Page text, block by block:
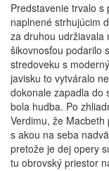
Predstavenie trvalo
naplnené strhujúcim
za druhou udržiavala
šikovnosťou podarilo
stredoveku s
javisku to vytváralo
dokonale zapadla do
bola hudba. Po
Verdimu, že
s akou na seba
pretože je dej opery
tu obrovský priestor